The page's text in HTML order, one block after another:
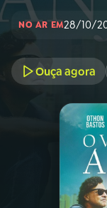
NO AR EM28/10/
Ouça agora